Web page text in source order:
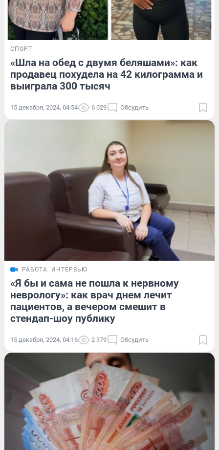
СПОРТ
«Шла на обед с двумя беляшами»: как
продавец похудела на 42 килограмма и
выиграла 300 тысяч
15 декабря, 2024, 04:54 6 029 Обсудить
РАБОТА ИНТЕРВЬЮ
«Я бы и сама не пошла к нервному
неврологу»: как врач днем лечит
пациентов, а вечером смешит в
стендап-шоу публику
15 декабря, 2024, 04:16 2 379 Обсудить